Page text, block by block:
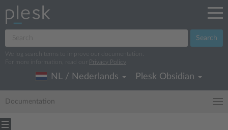
Search
We log search terms to improve our documentation.
For more information, read our
Privacy Policy
NL / Nederlands Plesk Obsidian
Documentation